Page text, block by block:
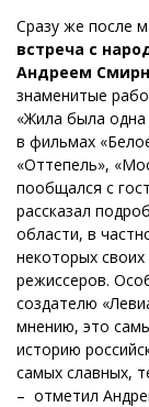
Сразу же после
встреча с
Андреем
знаменитые
«Жила была одна
в фильмах
«Оттепель»,
пообщался с
рассказал
области, в
некоторых
режиссеров.
создателю
мнению, это
историю
самых славных,
– отметил